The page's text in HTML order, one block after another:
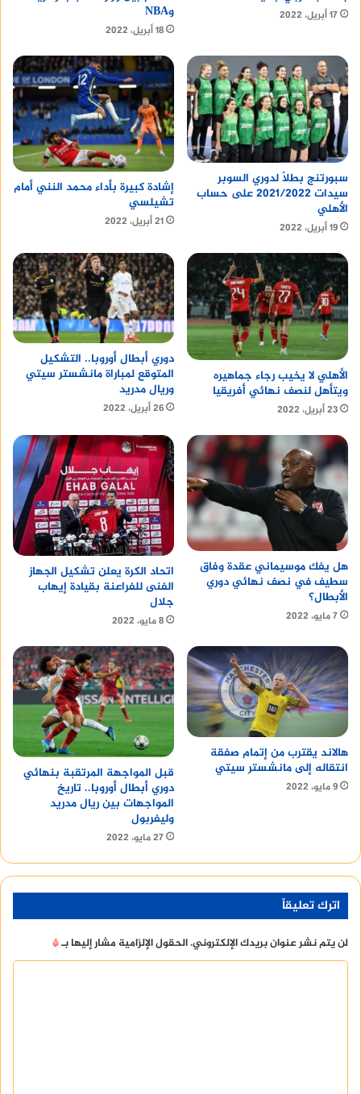
17 أبريل، 2022
وNBA
18 أبريل، 2022
سبورتنج بطلًا لدوري السوبر
سيدات 2021/2022 على حساب
الأهلي
19 أبريل، 2022
إشادة كبيرة بأداء محمد النني أمام
تشيلسي
21 أبريل، 2022
الأهلي لا يخيب رجاء جماهيره
ويتأهل لنصف نهائي أفريقيا
23 أبريل، 2022
دوري أبطال أوروبا.. التشكيل
المتوقع لمباراة مانشستر سيتي
وريال مدريد
26 أبريل، 2022
هل يفك موسيماني عقدة وفاق
سطيف في نصف نهائي دوري
الأبطال؟
7 مايو، 2022
اتحاد الكرة يعلن تشكيل الجهاز
الفنى للفراعنة بقيادة إيهاب
جلال
8 مايو، 2022
هالاند يقترب من إتمام صفقة
انتقاله إلى مانشستر سيتي
9 مايو، 2022
قبل المواجهة المرتقبة بنهائي
دوري أبطال أوروبا.. تاريخ
المواجهات بين ريال مدريد
وليفربول
27 مايو، 2022
اترك تعليقاً
لن يتم نشر عنوان بريدك الإلكتروني.الحقول الإلزامية مشار إليها بـ*